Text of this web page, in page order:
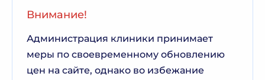
Внимание!
Администрация клиники принимает
меры по своевременному обновлению
цен на сайте, однако во избежание